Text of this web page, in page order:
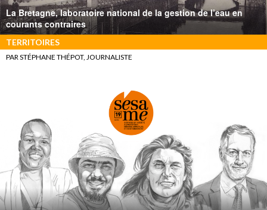
La Bretagne, laboratoire national de la gestion de l’eau en
courants contraires
TERRITOIRES
PAR STÉPHANE THÉPOT, JOURNALISTE